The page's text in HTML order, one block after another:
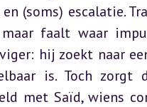
en (soms) escalatie.
maar faalt waar
hij zoekt naar
is. Toch
met Saïd, wiens